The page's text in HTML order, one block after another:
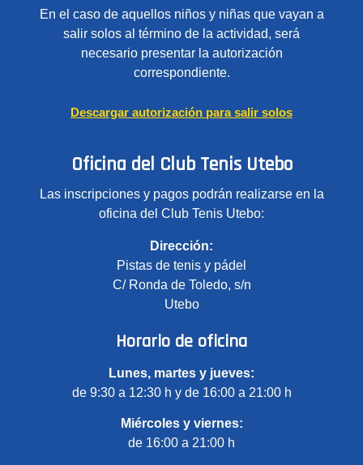
En el caso de aquellos niños y niñas que vayan a
salir solos al término de la actividad, será
necesario presentar la autorización
correspondiente.
Descargar autorización para salir solos
Oficina del Club Tenis Utebo
Las inscripciones y pagos podrán realizarse en la
oficina del Club Tenis Utebo:
Dirección:
Pistas de tenis y pádel
C/ Ronda de Toledo, s/n
Utebo
Horario de oficina
Lunes, martes y jueves:
de 9:30 a 12:30 h y de 16:00 a 21:00 h
Miércoles y viernes:
de 16:00 a 21:00 h